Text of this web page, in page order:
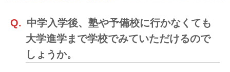
Q. 中学入学後、塾や予備校に行かなくても
大学進学まで学校でみていただけるので
しょうか。